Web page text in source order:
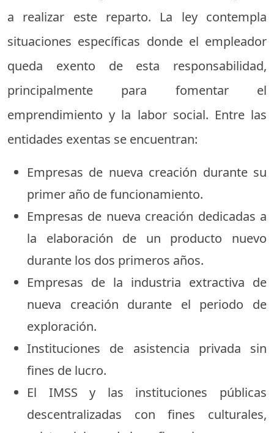
a realizar este reparto. La ley contempla
situaciones específicas donde el empleador
queda exento de esta responsabilidad,
principalmente para fomentar el
emprendimiento y la labor social. Entre las
entidades exentas se encuentran:
Empresas de nueva creación durante su
primer año de funcionamiento.
Empresas de nueva creación dedicadas a
la elaboración de un producto nuevo
durante los dos primeros años.
Empresas de la industria extractiva de
nueva creación durante el periodo de
exploración.
Instituciones de asistencia privada sin
fines de lucro.
El IMSS y las instituciones públicas
descentralizadas con fines culturales,